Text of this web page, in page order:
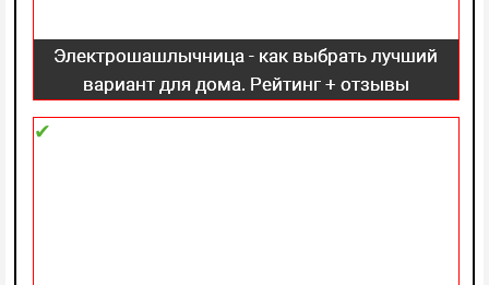
Электрошашлычница - как выбрать лучший
вариант для дома. Рейтинг + отзывы
покупателей